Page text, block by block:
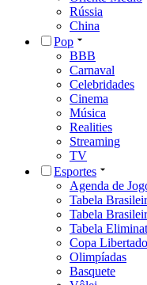
Rússia
China
Pop
BBB
Carnaval
Celebridades
Cinema
Música
Realities
Streaming
TV
Esportes
Agenda de
Tabela
Tabela
Tabela
Copa
Olimpíadas
Basquete